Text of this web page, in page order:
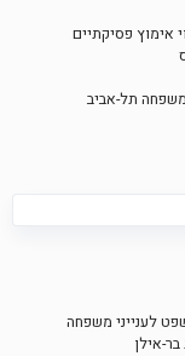
אימוץ פסיקתיים
תל-אביב
לענייני משפחה
אילן